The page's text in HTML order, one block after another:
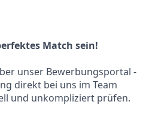
Match sein!
unser Bewerbungsportal -
direkt bei uns im Team
und unkompliziert prüfen.